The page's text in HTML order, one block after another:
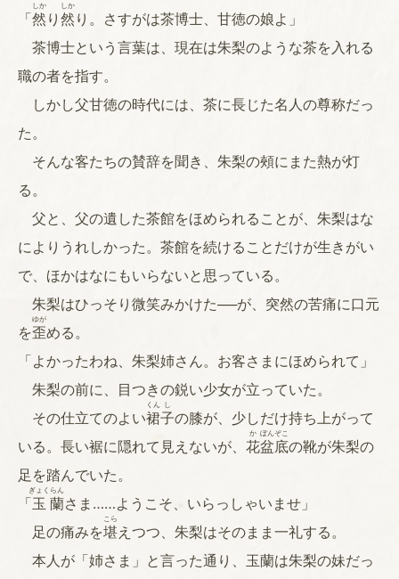
「然
しか
り 然
しか
り。さすがは茶博士、甘徳の娘よ」
茶博士という言葉は、現在は朱梨のような茶を入れる
職の者を指す。
しかし父甘徳の時代には、茶に長じた名人の尊称だっ
た。
そんな客たちの賛辞を聞き、朱梨の頰にまた熱が灯
る。
父と、父の遺した茶館をほめられることが、朱梨はな
によりうれしかった。茶館を続けることだけが生きがい
で、ほかはなにもいらないと思っている。
朱梨はひっそり微笑みかけた──が、突然の苦痛に口元
を歪
ゆが
める。
「よかったわね、朱梨姉さん。お客さまにほめられて」
朱梨の前に、目つきの鋭い少女が立っていた。
その仕立てのよい裙
くん
子
し
の膝が、少しだけ持ち上がって
いる。長い裾に隠れて見えないが、 花
か
盆
ぼん
底
ぞこ
の靴が朱梨の
足を踏んでいた。
「玉
ぎょく
蘭
らん
さま……ようこそ、いらっしゃいませ」
足の痛みを堪
こら
えつつ、朱梨はそのまま一礼する。
本人が「姉さま」と言った通り、玉蘭は朱梨の妹だっ